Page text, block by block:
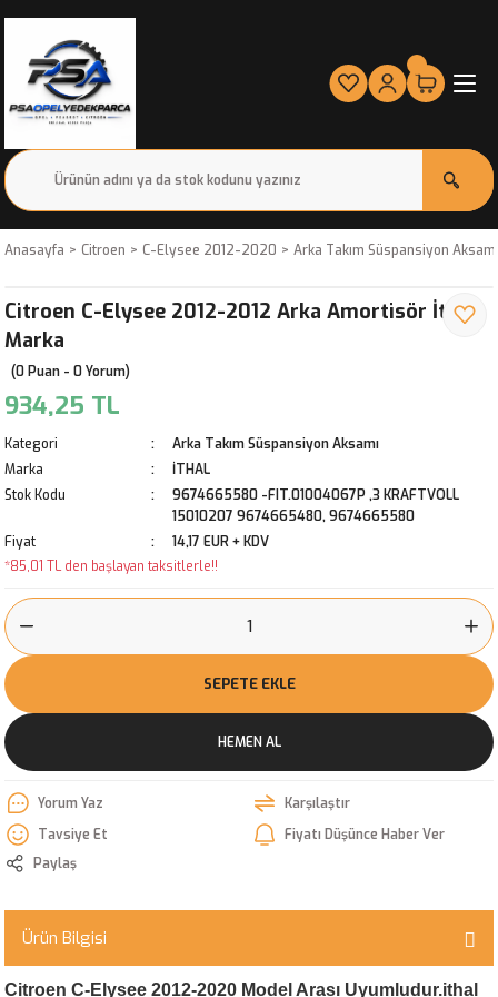
Anasayfa Citroen C-Elysee 2012-2020 Arka Takım Süspansiyon Aksamı
Citroen C-Elysee 2012-2012 Arka Amortisör İthal
Marka
(0 Puan - 0 Yorum)
934,25 TL
Kategori
Arka Takım Süspansiyon Aksamı
Marka
İTHAL
Stok Kodu
9674665580 -FIT.01004067P ,3 KRAFTVOLL
15010207 9674665480, 9674665580
Fiyat
14,17 EUR + KDV
*85,01 TL den başlayan taksitlerle!!
SEPETE EKLE
HEMEN AL
Yorum Yaz
Karşılaştır
Tavsiye Et
Fiyatı Düşünce Haber Ver
Paylaş
Ürün Bilgisi
Citroen C-Elysee 2012-2020 Model Arası Uyumludur.ithal